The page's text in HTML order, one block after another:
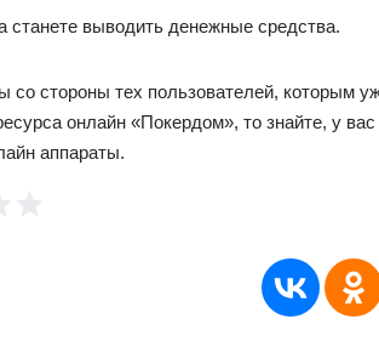
станете выводить денежные средства.
со стороны тех пользователей, которым
онлайн «Покердом», то знайте, у
аппараты.